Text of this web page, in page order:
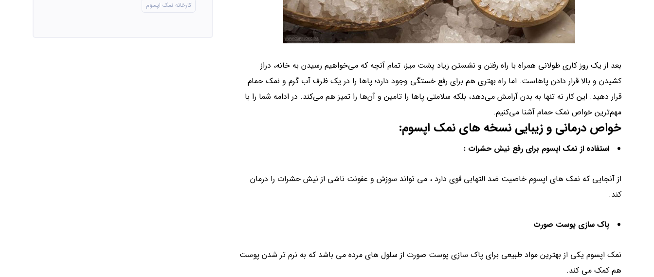
بعد از یک روز کاری طولانی همراه با راه رفتن و نشستن زیاد پشت میز، تمام آنچه که می‌خواهیم رسیدن به خانه، دراز
کشیدن و بالا قرار دادن پاهاست. اما راه بهتری هم برای رفع خستگی وجود دارد؛ پاها را در یک ظرف آب گرم و نمک حمام
قرار دهید. این کار نه تنها به بدن آرامش می‌دهد، بلکه سلامتی پاها را تامین و آن‌ها را تمیز هم می‌کند. در ادامه شما را با
مهم‌ترین خواص نمک حمام آشنا می‌کنیم.
خواص درمانی و زیبایی نسخه های نمک اپسوم:
استفاده از نمک اپسوم برای رفع نیش حشرات :
از آنجایی که نمک های اپسوم خاصیت ضد التهابی قوی دارد ، می تواند سوزش و عفونت ناشی از نیش حشرات را درمان
کند.
پاک سازی پوست صورت
نمک اپسوم یکی از بهترین مواد طبیعی برای پاک سازی پوست صورت از سلول های مرده می باشد که به نرم تر شدن پوست
هم کمک می کند.
کارخانه نمک اپسوم